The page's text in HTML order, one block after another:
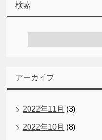
検索
アーカイブ
2022年11月 (3)
2022年10月 (8)